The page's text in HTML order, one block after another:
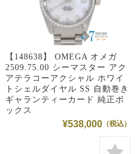
【148638】 OMEGA オメガ
2509.75.00 シーマスター アク
アテラコーアクシャル ホワイ
トシェルダイヤル SS 自動巻き
ギャランティーカード 純正ボ
ックス
¥538,000